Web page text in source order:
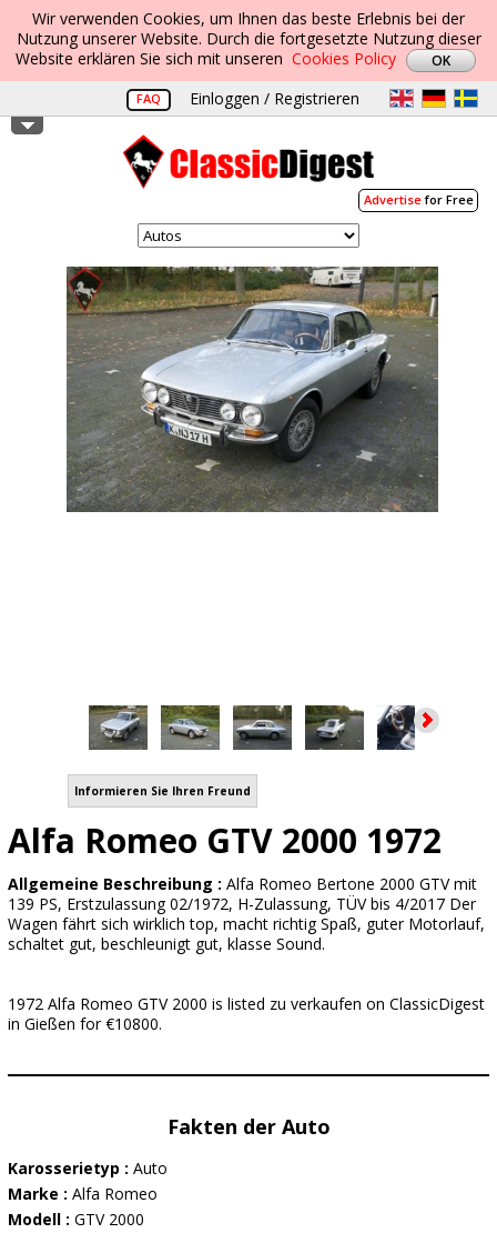
Wir verwenden Cookies, um Ihnen das beste Erlebnis bei der
Nutzung unserer Website. Durch die fortgesetzte Nutzung dieser
Website erklären Sie sich mit unseren Cookies Policy
FAQ Einloggen / Registrieren
Advertisefor Free
Informieren Sie Ihren Freund
Alfa Romeo GTV 2000 1972
Allgemeine Beschreibung : Alfa Romeo Bertone 2000 GTV mit
139 PS, Erstzulassung 02/1972, H-Zulassung, TÜV bis 4/2017 Der
Wagen fährt sich wirklich top, macht richtig Spaß, guter Motorlauf,
schaltet gut, beschleunigt gut, klasse Sound.
1972 Alfa Romeo GTV 2000 is listed zu verkaufen on ClassicDigest
in Gießen for €10800.
Fakten der Auto
Karosserietyp : Auto
Marke : Alfa Romeo
Modell : GTV 2000